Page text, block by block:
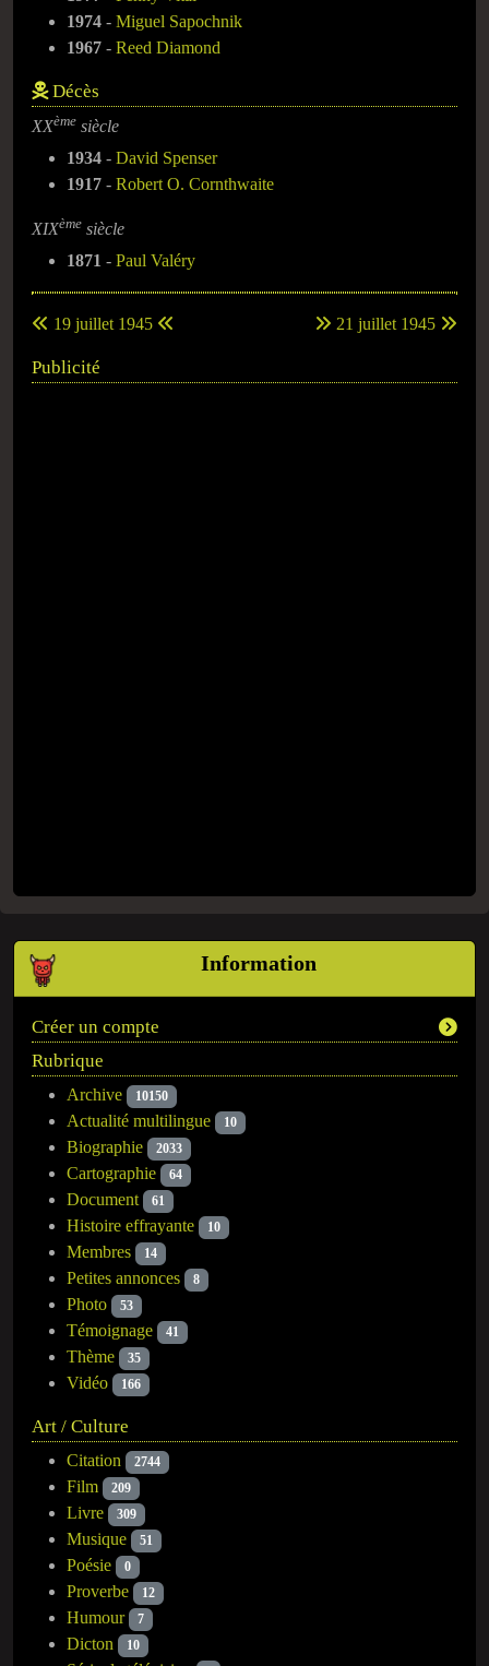
Information
Créer un compte
Rubrique
Archive 10150
Actualité multilingue 10
Biographie 2033
Cartographie 64
Document 61
Histoire effrayante 10
Membres 14
Petites annonces 8
Photo 53
Témoignage 41
Thème 35
Vidéo 166
Art / Culture
Citation 2744
Film 209
Livre 309
Musique 51
Poésie 0
Proverbe 12
Humour 7
Dicton 10
1974 - Miguel Sapochnik
1967 - Reed Diamond
Décès
XXème siècle
1934 - David Spenser
1917 - Robert O. Cornthwaite
XIXème siècle
1871 - Paul Valéry
19 juillet 1945 21 juillet 1945
Publicité